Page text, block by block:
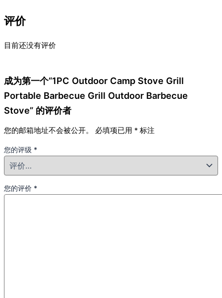
评价
目前还没有评价
成为第一个“1PC Outdoor Camp Stove Grill
Portable Barbecue Grill Outdoor Barbecue
Stove” 的评价者
您的邮箱地址不会被公开。 必填项已用 * 标注
您的评级 *
您的评价 *